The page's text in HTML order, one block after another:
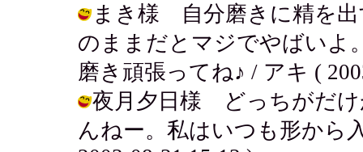
まき様 自分磨きに精を出
のままだとマジでやばいよ
磨き頑張ってね♪ / アキ (
夜月夕日様 どっちがだけ
んねー。私はいつも形から